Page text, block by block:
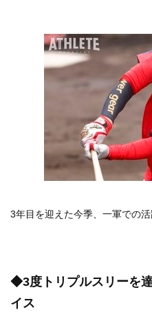
3年目を迎えた今季、一軍での
◆3度トリプルスリーを
イス